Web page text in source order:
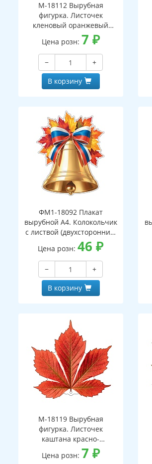
М-18112 Вырубная
фигурка. Листочек
кленовый оранжевый
(двухсторонняя, ВД-лак)
Цена розн: 7 ₽
−
+
В корзину
ФМ1-18092 Плакат
вырубной А4. Колокольчик
с листвой (двухсторонний,
вд-лак)
Цена розн:46₽
−
+
В корзину
М-18119 Вырубная
фигурка. Листочек
каштана красно-
оранжевый
(двухсторонняя, ВД-лак)
Цена розн: 7 ₽